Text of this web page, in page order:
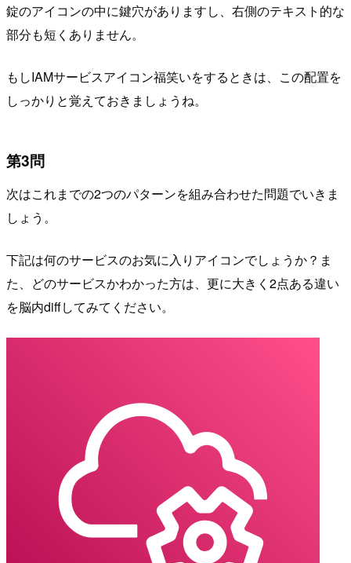
錠のアイコンの中に鍵穴がありますし、右側のテキスト的な
部分も短くありません。
もしIAMサービスアイコン福笑いをするときは、この配置を
しっかりと覚えておきましょうね。
第3問
次はこれまでの2つのパターンを組み合わせた問題でいきま
しょう。
下記は何のサービスのお気に入りアイコンでしょうか？ま
た、どのサービスかわかった方は、更に大きく2点ある違い
を脳内diffしてみてください。